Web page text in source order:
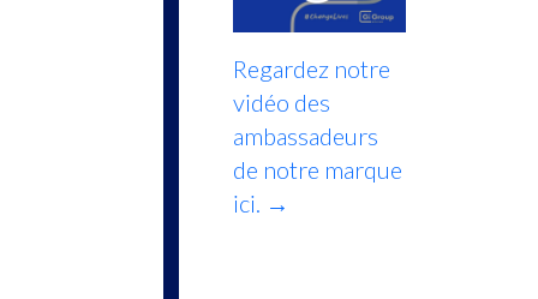
Regardez notre
vidéo des
ambassadeurs
de notre marque
ici. →